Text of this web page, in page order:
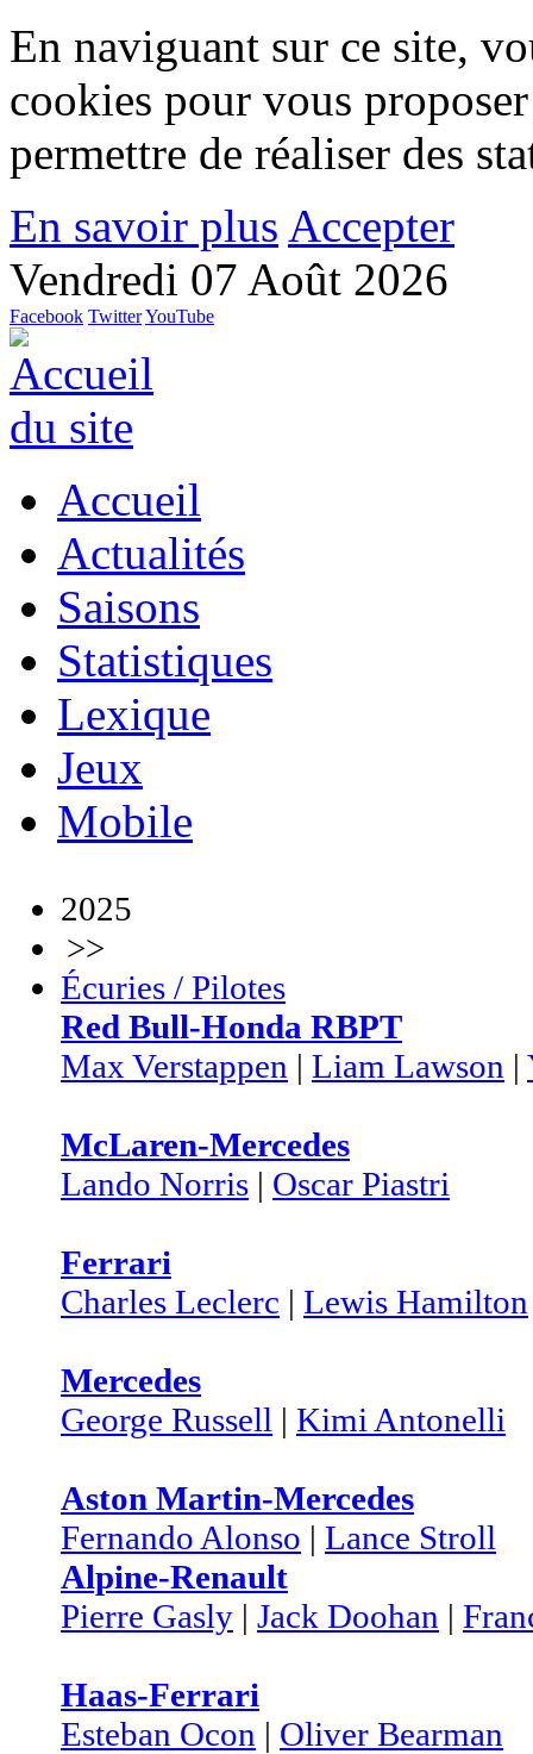
En naviguant sur ce site,
cookies pour vous
permettre de réaliser des
En savoir plus Accepter
Vendredi 07 Août 2026
Facebook TwitterYouTube
Accueil
Actualités
Saisons
Statistiques
Lexique
Jeux
Mobile
2025
>>
Écuries / Pilotes
Red Bull-Honda RBPT
Max Verstappen | Liam Lawson |
McLaren-Mercedes
Lando Norris | Oscar Piastri
Ferrari
Charles Leclerc | Lewis Hamilton
Mercedes
George Russell | Kimi Antonelli
Aston Martin-Mercedes
Fernando Alonso | Lance Stroll
Alpine-Renault
Pierre Gasly | Jack Doohan |
Haas-Ferrari
Esteban Ocon | Oliver Bearman